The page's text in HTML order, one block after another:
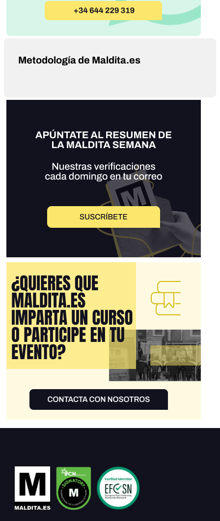
Metodología de Maldita.es